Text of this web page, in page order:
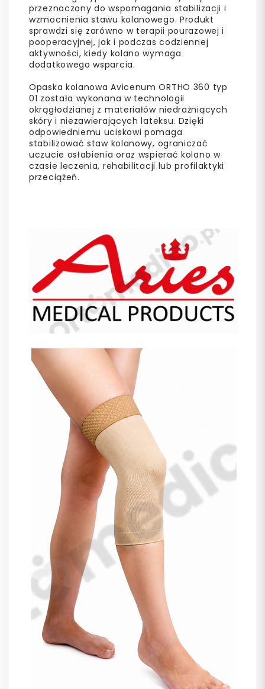
przeznaczony do wspomagania stabilizacji i
wzmocnienia stawu kolanowego. Produkt
sprawdzi się zarówno w terapii pourazowej i
pooperacyjnej, jak i podczas codziennej
aktywności, kiedy kolano wymaga
dodatkowego wsparcia.
Opaska kolanowa Avicenum ORTHO 360 typ
01 została wykonana w technologii
okrągłodzianej z materiałów niedrażniących
skóry i niezawierających lateksu. Dzięki
odpowiedniemu uciskowi pomaga
stabilizować staw kolanowy, ograniczać
uczucie osłabienia oraz wspierać kolano w
czasie leczenia, rehabilitacji lub profilaktyki
przeciążeń.